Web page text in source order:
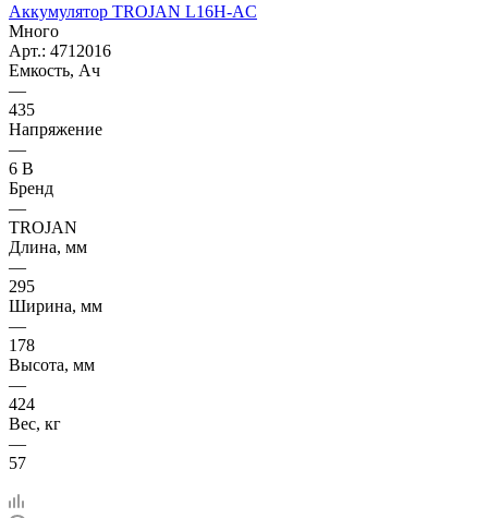
Аккумулятор TROJAN L16H-AC
Много
Арт.: 4712016
Емкость, Ач
—
435
Напряжение
—
6 В
Бренд
—
TROJAN
Длина, мм
—
295
Ширина, мм
—
178
Высота, мм
—
424
Вес, кг
—
57